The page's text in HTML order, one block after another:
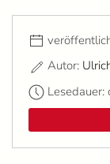
Autor:
Lesedauer: